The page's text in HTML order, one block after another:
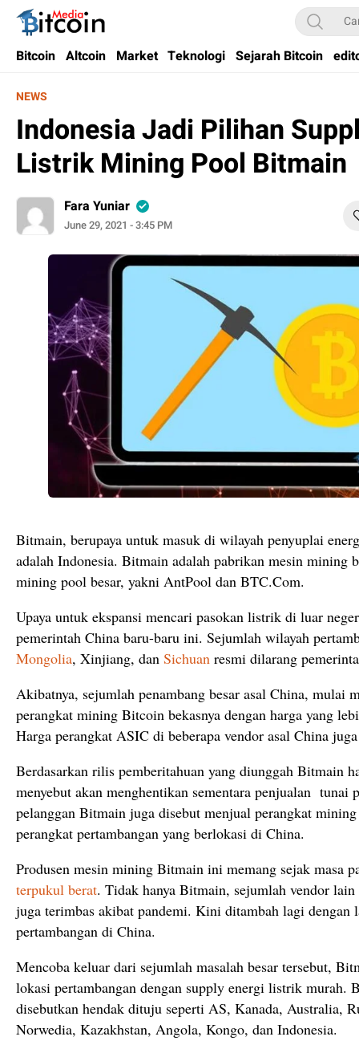
Bitcoin Media Indonesia
Media Bitcoin dan Cryptocurrency, dan Blockchain di Indonesia
Bitcoin Altcoin Market Teknologi Sejarah Bitcoin
NEWS
Indonesia Jadi Pilihan
Listrik Mining Pool Bitmain
Fara Yuniar
June 29, 2021 - 3:45 PM
Bitmain, berupaya untuk masuk di wilayah penyuplai
adalah Indonesia. Bitmain adalah pabrikan mesin mining
mining pool besar, yakni AntPool dan BTC.Com.
Upaya untuk ekspansi mencari pasokan listrik di luar
pemerintah China baru-baru ini. Sejumlah wilayah
Mongolia, Xinjiang, dan Sichuan resmi dilarang
Akibatnya, sejumlah penambang besar asal China, mulai
perangkat mining Bitcoin bekasnya dengan harga yang
Harga perangkat ASIC di beberapa vendor asal China
Berdasarkan rilis pemberitahuan yang diunggah Bitmain
menyebut akan menghentikan sementara penjualan tunai
pelanggan Bitmain juga disebut menjual perangkat
perangkat pertambangan yang berlokasi di China.
Produsen mesin mining Bitmain ini memang sejak masa
terpukul berat. Tidak hanya Bitmain, sejumlah vendor
juga terimbas akibat pandemi. Kini ditambah lagi dengan
pertambangan di China.
Mencoba keluar dari sejumlah masalah besar tersebut,
lokasi pertambangan dengan supply energi listrik murah.
disebutkan hendak dituju seperti AS, Kanada, Australia,
Norwedia, Kazakhstan, Angola, Kongo, dan Indonesia.